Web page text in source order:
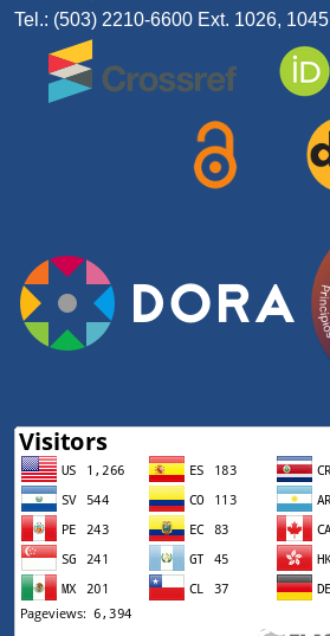
Tel.: (503) 2210-6600 Ext. 1026, 1045